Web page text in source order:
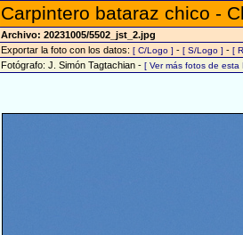
Carpintero bataraz chico -
Archivo: 20231005/5502_jst_2.jpg
Exportar la foto con los datos: [ C/Logo ] - [ S/Logo ] - [
Fotógrafo: J. Simón Tagtachian - [ Ver más fotos de esta